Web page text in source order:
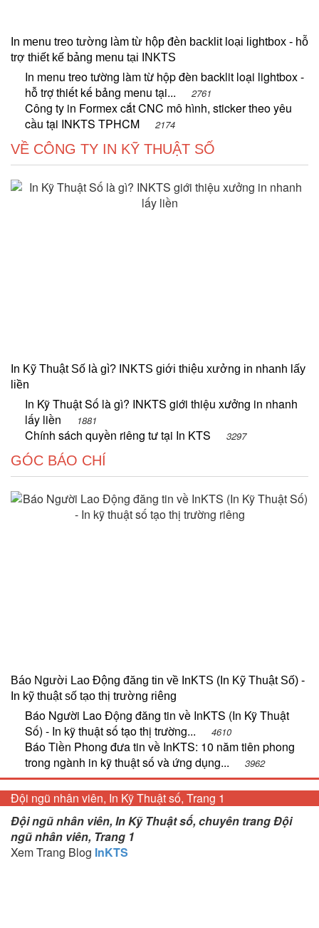
In menu treo tường làm từ hộp đèn backlit loại lightbox - hỗ
trợ thiết kế bảng menu tại INKTS
In menu treo tường làm từ hộp đèn backlit loại lightbox -
hỗ trợ thiết kế bảng menu tại...
2761
Công ty in Formex cắt CNC mô hình, sticker theo yêu
cầu tại INKTS TPHCM
2174
VỀ CÔNG TY IN KỸ THUẬT SỐ
In Kỹ Thuật Số là gì? INKTS giới thiệu xưởng in nhanh lấy
liền
In Kỹ Thuật Số là gì? INKTS giới thiệu xưởng in nhanh
lấy liền
1881
Chính sách quyền riêng tư tại In KTS 3297
GÓC BÁO CHÍ
Báo Người Lao Động đăng tin về InKTS (In Kỹ Thuật Số) -
In kỹ thuật số tạo thị trường riêng
Báo Người Lao Động đăng tin về InKTS (In Kỹ Thuật
Số) - In kỹ thuật số tạo thị trường...
4610
Báo Tiền Phong đưa tin về InKTS: 10 năm tiên phong
trong ngành in kỹ thuật số và ứng dụng...
3962
Đội ngũ nhân viên, In Kỹ Thuật số, Trang 1
Đội ngũ nhân viên, In Kỹ Thuật số, chuyên trang Đội
ngũ nhân viên, Trang 1
Xem Trang Blog InKTS